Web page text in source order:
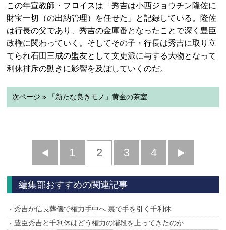
この年宣教師・フロイスは「秀吉は小西ジョウチン隆佐に
財宝一切（の出納管理）を任せた」と記録している。隆佐
は行長の父であり、秀吉の金庫番となったことで深く豊臣
政権に関わっていく。そしてその子・行長は秀吉に取り立
てられ石田三成の盟友として文吏派に与する大物となって
利休排斥の動きに影響を及ぼしていくのだ。
次ページ » 「新たな良きモノ」黄金の茶室
前
へ
1 2 3 4
へ
編集部おすすめの関連記事
秀吉が信長葬儀で権力手中へ 裏で手を引く千利休
豊臣秀吉と千利休はどう権力の階段を上ってきたのか